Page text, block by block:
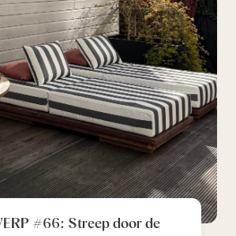
#66: Streep door de